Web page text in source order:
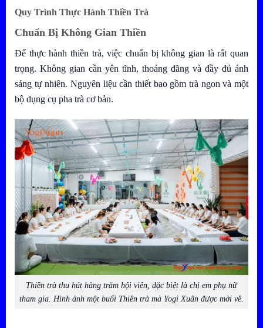
Quy Trình Thực Hành Thiền Trà
Chuẩn Bị Không Gian Thiền
Để thực hành thiền trà, việc chuẩn bị không gian là rất quan
trọng. Không gian cần yên tĩnh, thoáng đãng và đầy đủ ánh
sáng tự nhiên. Nguyên liệu cần thiết bao gồm trà ngon và một
bộ dụng cụ pha trà cơ bản.
Thiền trà thu hút hàng trăm hội viên, đặc biệt là chị em phụ nữ
tham gia. Hình ảnh một buổi Thiền trà mà Yogi Xuân được mời về.